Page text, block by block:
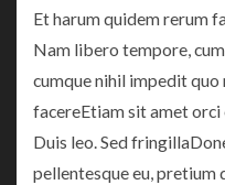
Et harum quidem rerum
Nam libero tempore,
cumque nihil impedit
facereEtiam sit amet
Duis leo. Sed
pellentesque eu, pretium